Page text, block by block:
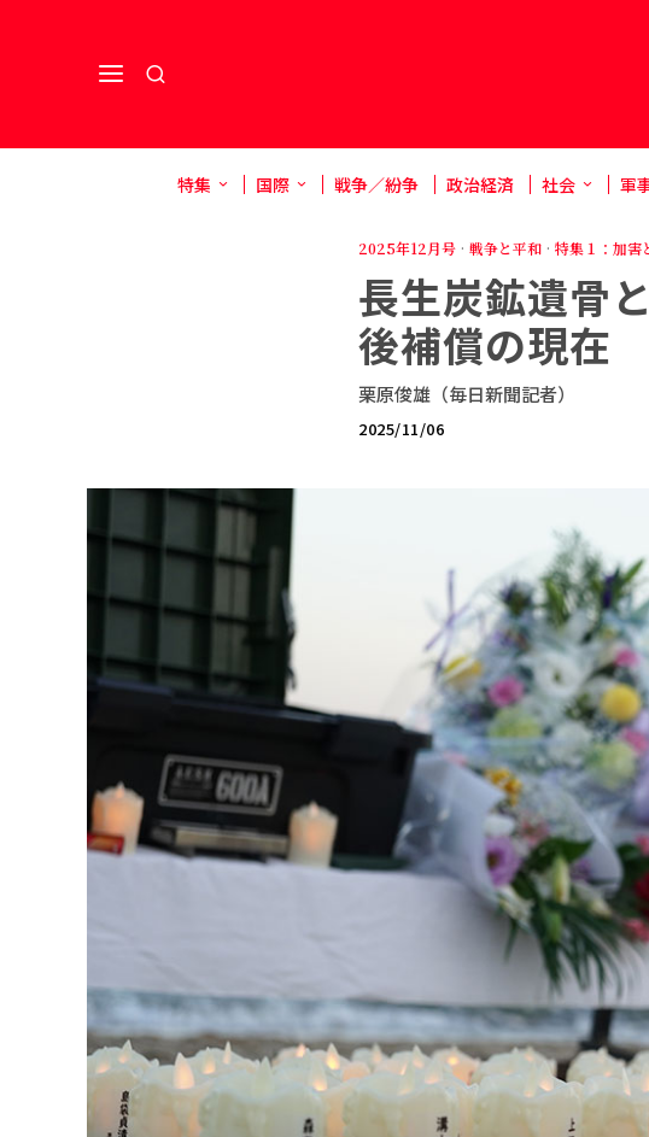
特集 国際 戦争／紛争 政治経済 社会 軍
2025年12月号 · 戦争と平和 · 特集１：加
長生炭鉱遺骨
後補償の現在
栗原俊雄（毎日新聞記者）
2025/11/06